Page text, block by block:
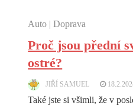
Auto | Doprava
Proč jsou přední
ostré?
JIŘÍ SAMUEL
Také jste si všimli, že v